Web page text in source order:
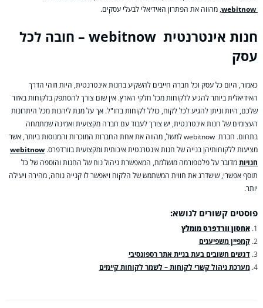
, מהווה את הפתרון האידיאלי לבעלי עסקים.
חנות אינטרנטית webitnow – חובה לכל
עסק
כאמור, היום כל עסק וכל חברה חייבים להשקיע בחנות אינטרנטית, היות וזוהי הדרך
האידיאלית ביותר להגיע ללקוחות מכל חלקי הארץ. אין שום צורך להסתפק בלקוחות באזור
שלכם, היות וניתן להגיע לכל לקוח, כולל לקוחות בחו"ל. אך על מנת ליהנות מכל היתרונות
העצומים של חנות אינטרנטית, יש צורך לעבוד עם חברה מקצועית ואמינה שמתמחה
בתחום. חברת webitnow למשל, מהווה את אחת החברות המוכרות והמנוסות ביותר, אשר
מציעות ללקוחותיהן בנייה של חנות אינטרנטית איכותית ומקצועית בוורדפרס. webitnow
חנויותמדובר על פלטפורמה מושלמת, המאפשרת ניהול נוח של החנות והוספה של כל
תוסף אפשרי, שישדרג את חווית המשתמש של הלקוח ויאפשר לו קנייה נוחה, מהירה ויעילה
יותר.
פוסטים קשורים לנושא:
אחסון וורדפרס מומלץ
קמפיין משפיענים
דגשים חשובים בעת בניית אתר רספונסיבי
מערכת ניהול קשרי לקוחות – לשמר לקוחות קיימים